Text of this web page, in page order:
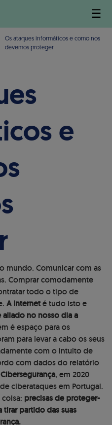
☰
Os ataques informáticos e como nos
devemos proteger
e
mundo. Comunicar com as
Comprar comodamente
todo o tipo de
A Interneté tudo isto e
no nosso dia a
é espaço para os
para levar a cabo os seus
com o intuito de
com dados do relatório
, em 2020
ciberataques em Portugal.
precisas de proteger-
tirar partido das suas